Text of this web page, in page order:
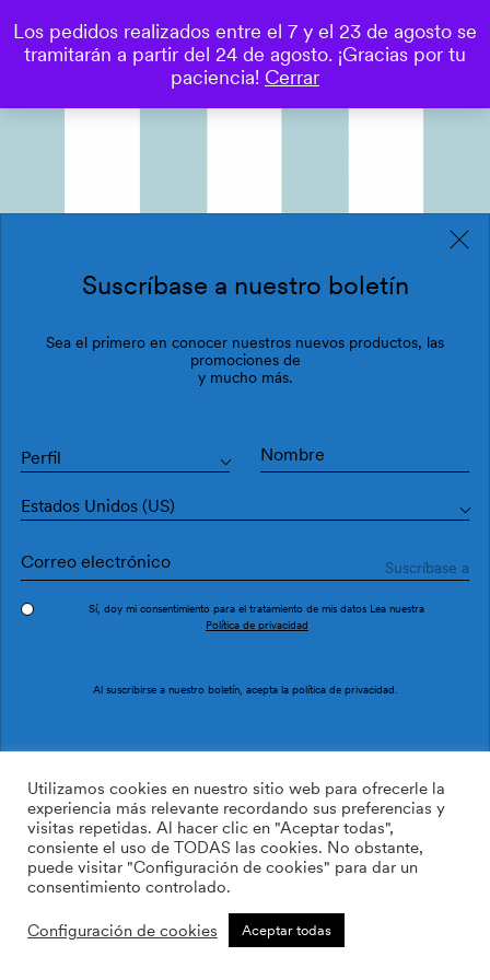
0
Ref. TI3603-2
169.00 $ /roll Cant: Cantidad más
Cantidad menos
Suscríbase a nuestro boletín
Sea el primero en conocer nuestros nuevos productos, las
promociones de
y mucho más.
Perfil
Estados Unidos (US)
Sí, doy mi consentimiento para el tratamiento de mis datos Lea nuestra
Política de privacidad
Al suscribirse a nuestro boletín, acepta la política de privacidad
Utilizamos cookies en nuestro sitio web para ofrecerle la
experiencia más relevante recordando sus preferencias y
visitas repetidas. Al hacer clic en "Aceptar todas",
consiente el uso de TODAS las cookies. No obstante,
puede visitar "Configuración de cookies" para dar un
consentimiento controlado.
Configuración de cookies Aceptar todas
Los pedidos realizados entre el 7 y el 23 de agosto se
tramitarán a partir del 24 de agosto. ¡Gracias por tu
paciencia! Cerrar